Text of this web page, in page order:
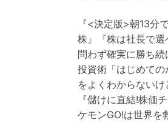
『<決定版>朝13分
株』『株は社長で
問わず確実に勝ち
投資術「はじめて
をよくわからないけ
『儲けに直結!株価
ケモンGO!は世界を